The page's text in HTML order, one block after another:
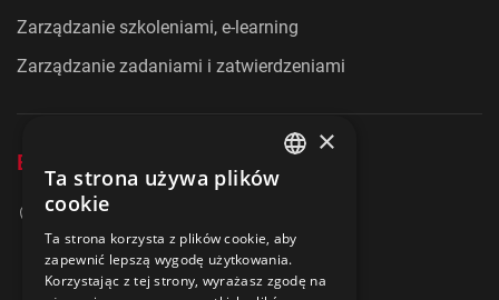
Zarządzanie szkoleniami, e-learning
Zarządzanie zadaniami i zatwierdzeniami
Evolution Consulting Kft.
3515 Miskolc
Egyetemváros AFKI, 2. piętro
+36 20 278 2756
×
Ta strona używa plików
cookie
Ta strona korzysta z plików cookie, aby
zapewnić lepszą wygodę użytkowania.
Korzystając z tej strony, wyrażasz zgodę na